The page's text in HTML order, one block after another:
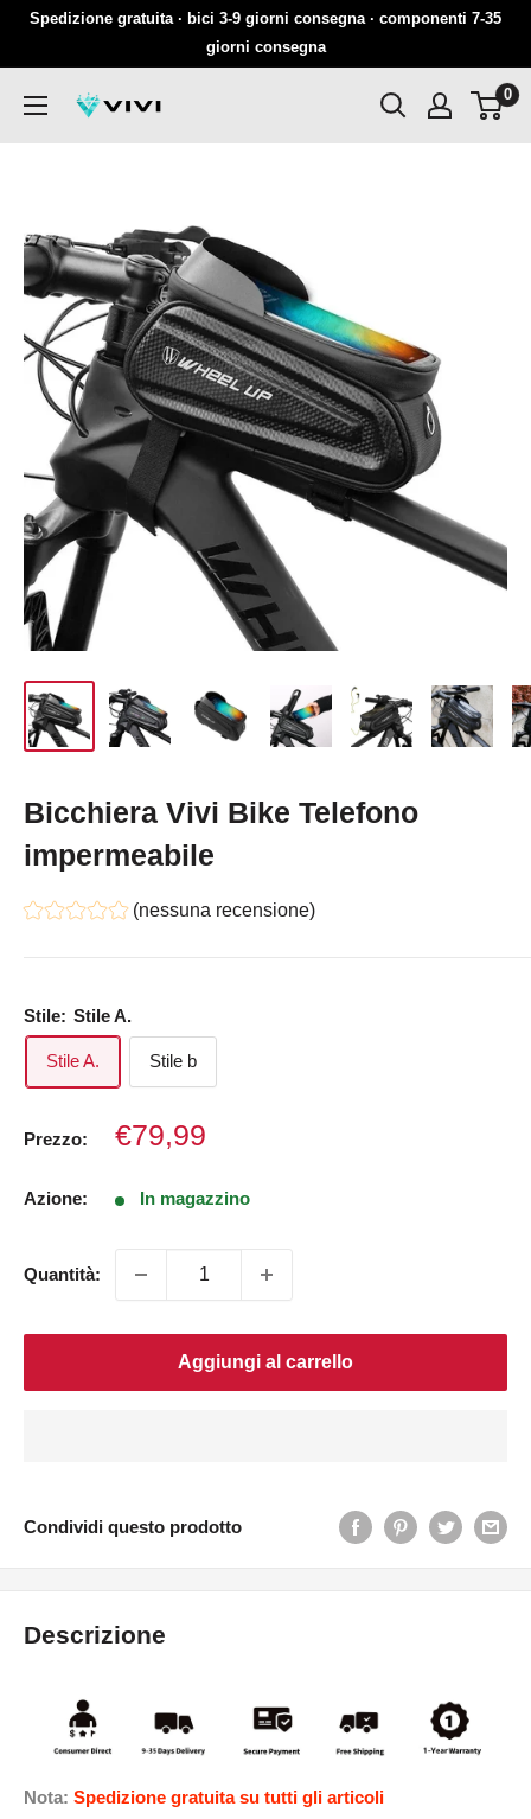
SaltaSpedizione gratuita · bici 3-9 giorni consegna · componenti 7-35
giorni consegna
VIVI
0
Bicchiera Vivi Bike Telefono
impermeabile
(nessuna recensione)
Stile: Stile A.
Stile A. Stile b
Prezzo:
Prezzo
vendita
€79,99
Azione: In magazzino
Quantità:
Aggiungi al carrello
Condividi questo prodotto
Descrizione
Nota: Spedizione gratuita su tutti gli articoli